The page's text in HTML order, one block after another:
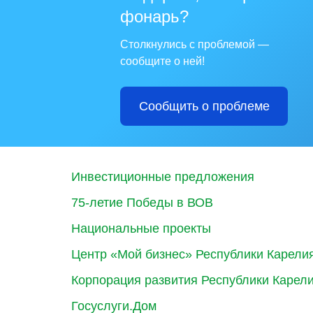
фонарь?
Столкнулись с проблемой —
сообщите о ней!
Сообщить о проблеме
Инвестиционные предложения
75-летие Победы в ВОВ
Национальные проекты
Центр «Мой бизнес» Республики
Корпорация развития Республики
Госуслуги.Дом